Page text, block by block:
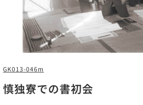
GK013-046m
慎独寮での書初会